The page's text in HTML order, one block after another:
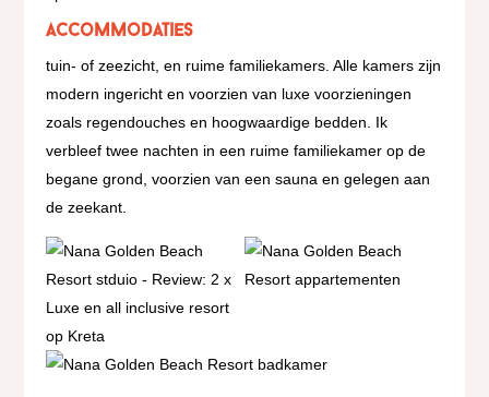
Accommodaties
tuin- of zeezicht, en ruime familiekamers. Alle kamers zijn
modern ingericht en voorzien van luxe voorzieningen
zoals regendouches en hoogwaardige bedden. Ik
verbleef twee nachten in een ruime familiekamer op de
begane grond, voorzien van een sauna en gelegen aan
de zeekant.